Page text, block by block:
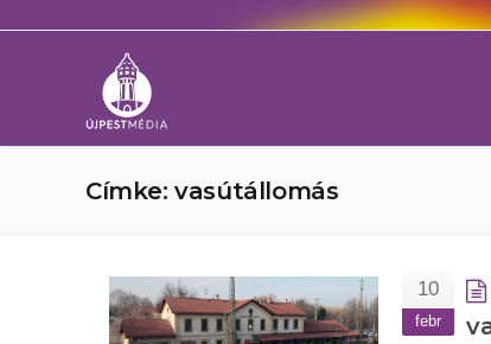
Címke: vasútállomás
10
febr